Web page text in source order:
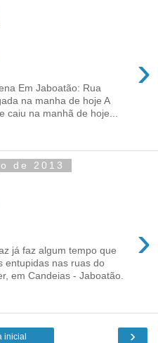
›
Em Jaboatão: Rua
na manha de hoje A
caiu na manhã de hoje...
de 2013
›
já faz algum tempo que
entupidas nas ruas do
em Candeias - Jaboatão.
›
inicial